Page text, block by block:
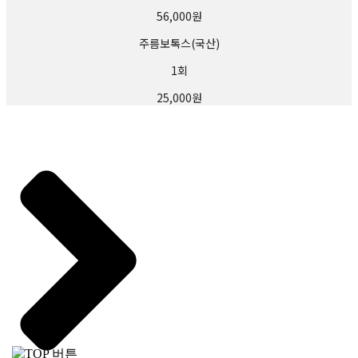
본원은 서비스 제공과 관련해서 알고 있는 회원의 신상 정보를 본인의 승낙 없이 제3자에
의 요구가 있는 경우, 범죄에 대한 수사상의 목적이 있거나 또는 기타 관계법령에서 정한
절차에 의한 요청이 있을 경우에는 그러하지 아니합니다.
1. 다른 회원의 ID를 부정하게 사용하는 행위
2. 서비스에서 얻은 정보를 복제, 출판 또는 제3자에게 제공하는 행위
3. 본원의 저작권, 제3자의 저작권 등 기타 권리를 침해하는 행위
4. 공공질서 및 미풍양속에 위반되는 내용을 유포하는 행위
5. 범죄와 결부된다고 객관적으로 판단되는 행위
6. 기타 관계법령에 위반되는 행위
② 회원은 서비스를 이용하여 영업활동을 할 수 없으며, 영업활동에 이용하여 발생한 결
과에 대하여 본원은 책임을 지지 않습니다.
③ 회원은 서비스의 이용권한, 기타 이용계약상 지위를 타인에게 양도하거나 증여할 수
56,000원
주름보톡스(국산)
1회
25,000원